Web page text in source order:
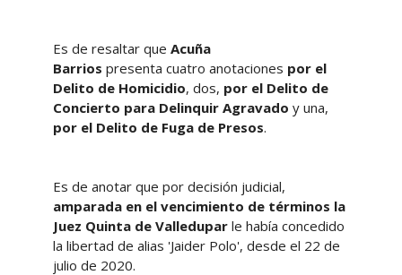
Es de resaltar que Acuña
Barrios presenta cuatro anotaciones por el
Delito de Homicidio, dos, por el Delito de
Concierto para Delinquir Agravado y una,
por el Delito de Fuga de Presos.
Es de anotar que por decisión judicial,
amparada en el vencimiento de términos la
Juez Quinta de Valleduparle había concedido
la libertad de alias 'Jaider Polo', desde el 22 de
julio de 2020.